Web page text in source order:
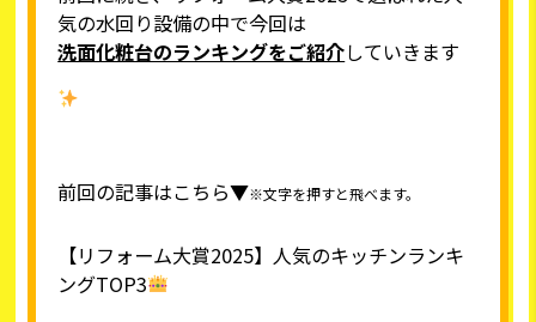
気の水回り設備の中で今回は
洗面化粧台のランキングをご紹介していきます
前回の記事はこちら▼※文字を押すと飛べます。
【リフォーム大賞2025】人気のキッチンランキ
ングTOP3